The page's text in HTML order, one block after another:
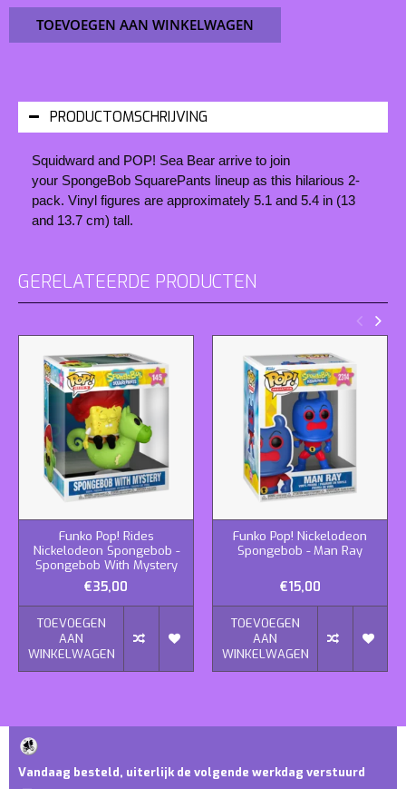
TOEVOEGEN AAN WINKELWAGEN
PRODUCTOMSCHRIJVING
Squidward and POP! Sea Bear arrive to join
your SpongeBob SquarePants lineup as this hilarious 2-
pack. Vinyl figures are approximately 5.1 and 5.4 in (13
and 13.7 cm) tall.
GERELATEERDE PRODUCTEN
Funko Pop! Rides
Nickelodeon Spongebob -
Spongebob With Mystery
€35,00
TOEVOEGEN
AAN
WINKELWAGEN
Funko Pop! Nickelodeon
Spongebob - Man Ray
€15,00
TOEVOEGEN
AAN
WINKELWAGEN
Vandaag besteld, uiterlijk de volgende werkdag verstuurd